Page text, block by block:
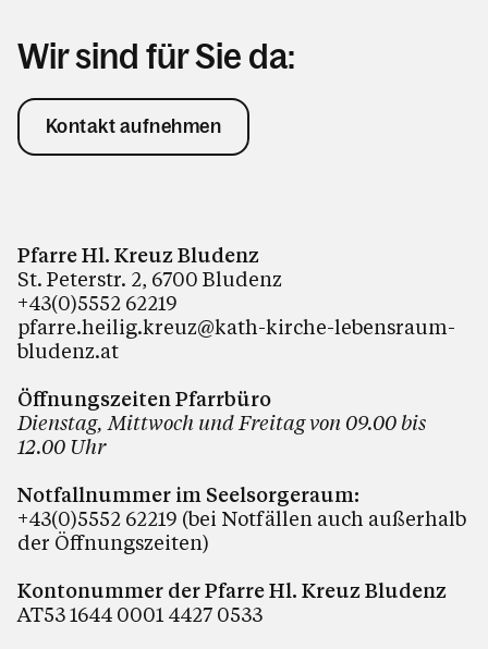
Wir sind für Sie da:
Kontakt aufnehmen
Pfarre Hl. Kreuz Bludenz
St. Peterstr. 2, 6700 Bludenz
+43(0)5552 62219
pfarre.heilig.kreuz@kath-kirche-lebensraum-
bludenz.at
Öffnungszeiten Pfarrbüro
Dienstag, Mittwoch und Freitag von 09.00 bis
12.00 Uhr
Notfallnummer im Seelsorgeraum:
+43(0)5552 62219 (bei Notfällen auch außerhalb
der Öffnungszeiten)
Kontonummer der Pfarre Hl. Kreuz Bludenz
AT53 1644 0001 4427 0533